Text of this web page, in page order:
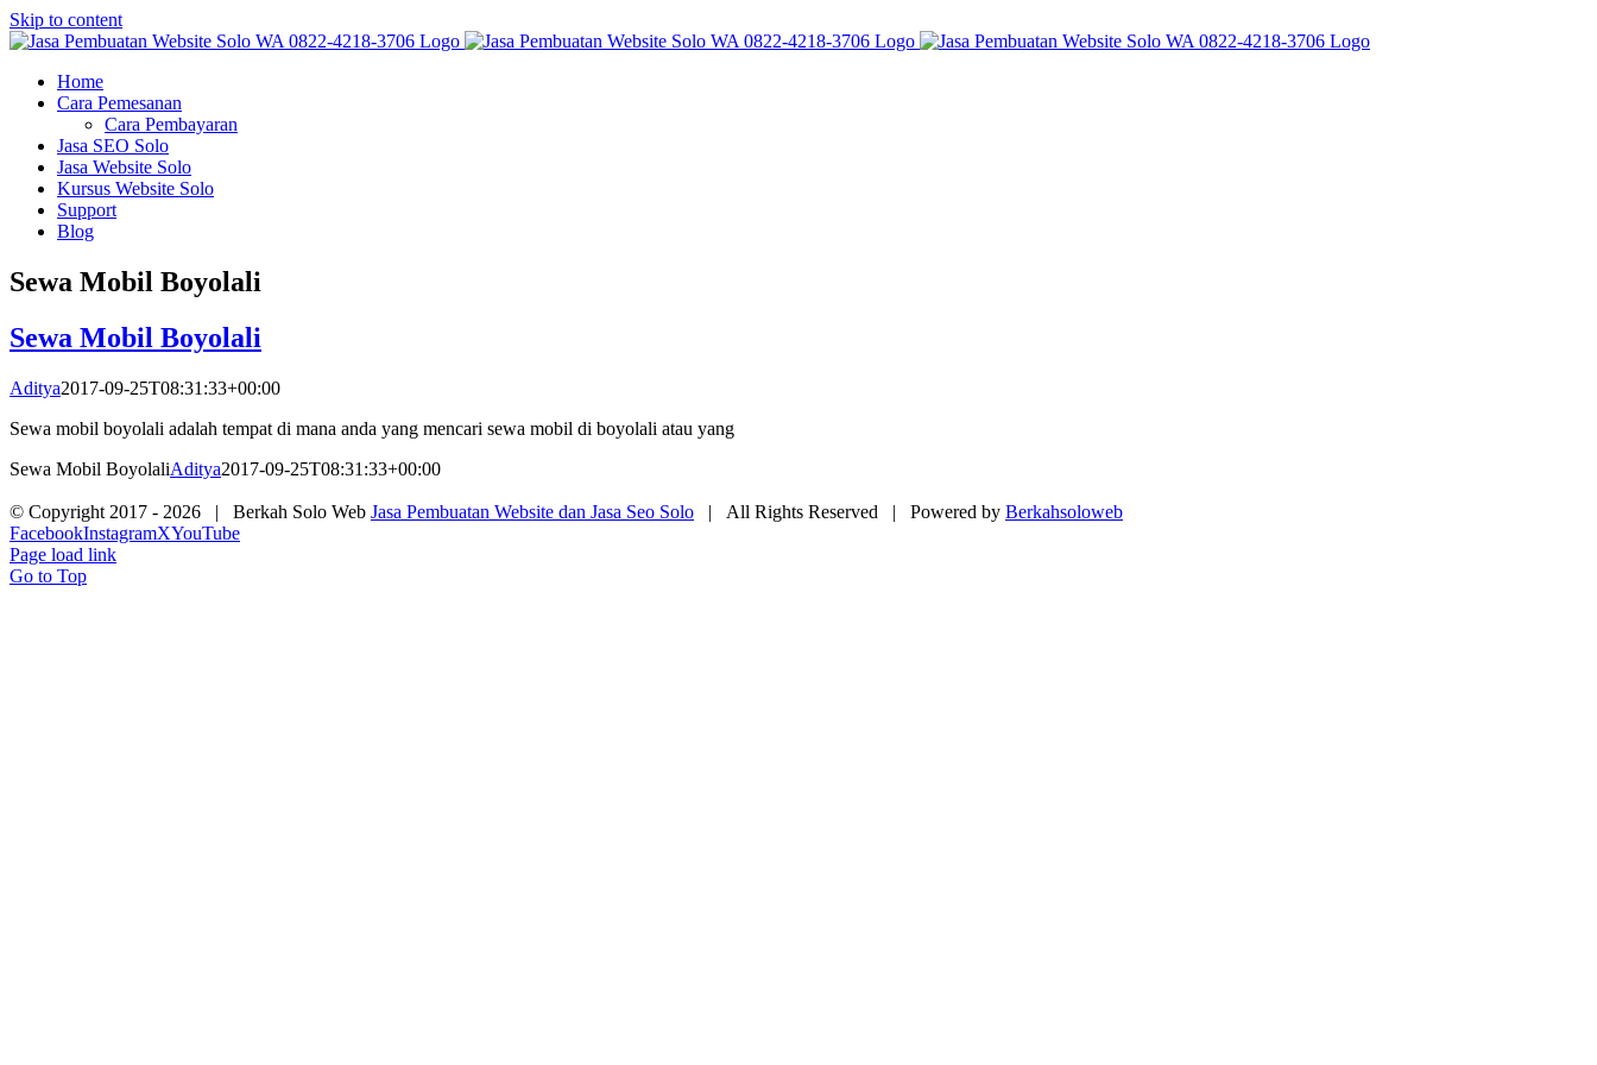
Skip to content
Home
Cara Pemesanan
Cara Pembayaran
Jasa SEO Solo
Jasa Website Solo
Kursus Website Solo
Support
Blog
Sewa Mobil Boyolali
Sewa Mobil Boyolali
Aditya2017-09-25T08:31:33+00:00
Sewa mobil boyolali adalah tempat di mana anda yang mencari sewa mobil di boyolali atau yang
Sewa Mobil BoyolaliAditya2017-09-25T08:31:33+00:00
© Copyright 2017 - 2026 | Berkah Solo Web Jasa Pembuatan Website dan Jasa Seo Solo | All Rights Reserved | Powered by Berkahsoloweb
FacebookInstagramXYouTube
Page load link
Go to Top